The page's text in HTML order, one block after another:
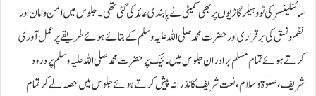
سائنلینسر کی ٹووہیلر گاڑیوں پر بھی کمیٹی نے پابندی عائد کی گئی تھی۔ جلوس میں امن و امان اور
نظم و نسق کی برقراری اور حضرت محمد صلی اللہ علیہ وسلم کے بتائے ہوئے طریقے پر عمل آوری
کرتے ہوئے تمام مسلم برادران جلوس میں مائیک پر حضرت محمد صلی اللہ علیہ وسلم پر درود
شریف، صلوۃ و سلام ، نعت شریف کا نذرانہ پیش کرتے ہوئے جلوس میں حصہ لے کر تمام